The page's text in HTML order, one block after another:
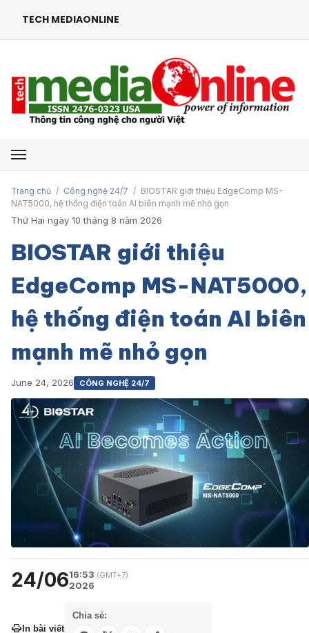
TECH MEDIAONLINE
Mở menu
Trang chủ / Công nghệ 24/7 / BIOSTAR giới thiệu EdgeComp MS-
NAT5000, hệ thống điện toán AI biên mạnh mẽ nhỏ gọn
Thứ Hai ngày 10 tháng 8 năm 2026
BIOSTAR giới thiệu
EdgeComp MS-NAT5000,
hệ thống điện toán AI biên
mạnh mẽ nhỏ gọn
June 24, 2026 CÔNG NGHỆ 24/7
24/0616:53 (GMT+7)
2026
In bài viết
Chia sẻ: